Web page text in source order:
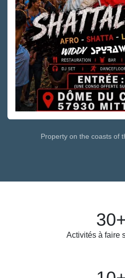
Property on the coasts of
Activités à faire